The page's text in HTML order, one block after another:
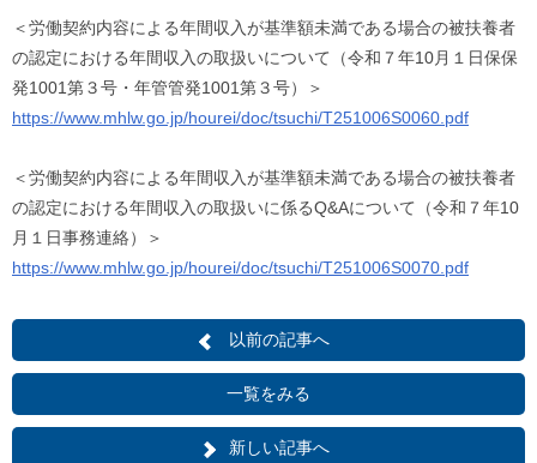
＜労働契約内容による年間収入が基準額未満である場合の被扶養者
の認定における年間収入の取扱いについて（令和７年10月１日保保
発1001第３号・年管管発1001第３号）＞
https://www.mhlw.go.jp/hourei/doc/tsuchi/T251006S0060.pdf
＜労働契約内容による年間収入が基準額未満である場合の被扶養者
の認定における年間収入の取扱いに係るQ&Aについて（令和７年10
月１日事務連絡）＞
https://www.mhlw.go.jp/hourei/doc/tsuchi/T251006S0070.pdf
以前の記事へ
一覧をみる
新しい記事へ